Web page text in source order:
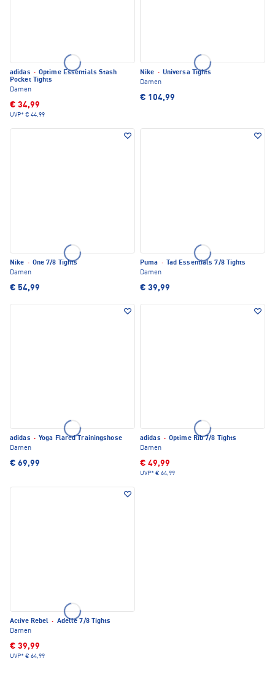
adidas · Optime Essentials Stash
Pocket Tights
Damen
€ 34,99
UVP* € 44,99
Nike · Universa Tights
Damen
€ 104,99
Nike · One 7/8 Tights
Damen
€ 54,99
Puma ·
Tad Essentials 7/8 Tights
Damen
€ 39,99
adidas · Yoga Flared Trainingshose
Damen
€ 69,99
adidas · Optime Rib 7/8 Tights
Damen
€ 49,99
UVP* € 64,99
Active Rebel · Adelle 7/8 Tights
Damen
€ 39,99
UVP* € 64,99